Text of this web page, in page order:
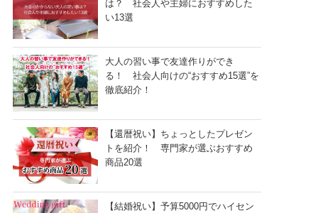
は？ 社会人や主婦におすすめした
い13選
大人の習い事で友達作りができ
る！ 社会人向けの“おすすめ15選”を
徹底紹介！
【還暦祝い】ちょっとしたプレゼン
トを紹介！ 専門家が選ぶおすすめ
商品20選
【結婚祝い】予算5000円でハイセン